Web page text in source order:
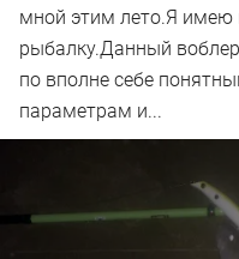
мной этим лето.Я имею
рыбалку.Данный
по вполне себе
параметрам и...